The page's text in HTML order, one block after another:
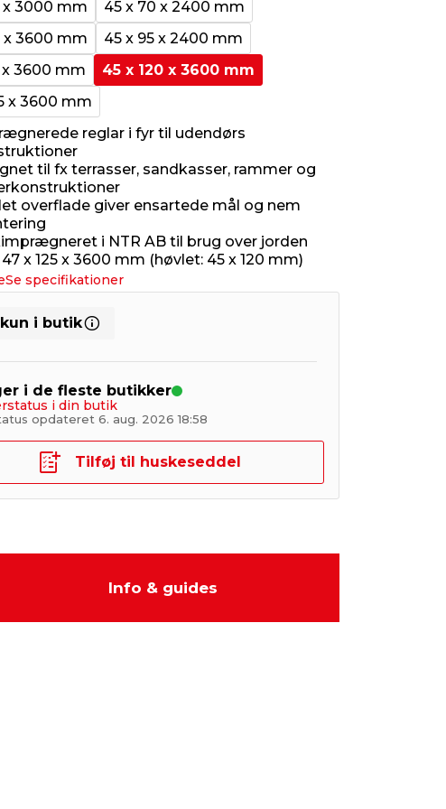
x 3000 mm
45 x 70 x 2400 mm
x 3600 mm
45 x 95 x 2400 mm
x 3600 mm
45 x 120 x 3600 mm
x 3600 mm
reglar i fyr til udendørs
til fx terrasser, sandkasser, rammer og
overflade giver ensartede mål og nem
i NTR AB til brug over jorden
47 x 125 x 3600 mm (høvlet: 45 x 120 mm)
Se specifikationer
kun i butik
i de fleste butikker
i din butik
opdateret 6. aug. 2026 18:58
Tilføj til huskeseddel
Info & guides